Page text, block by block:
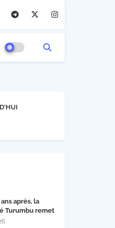
après, la
Turumbu remet
des charges à